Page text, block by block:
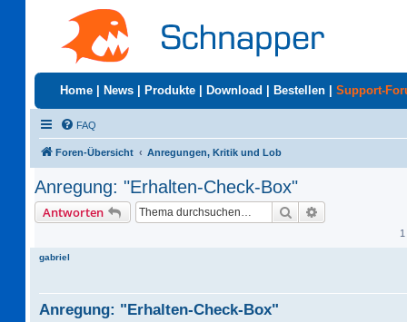
Home News Produkte Download Bestellen Support-
FAQ
Foren-Übersicht Anregungen, Kritik und Lob
Anregung: "Erhalten-Check-Box"
Antworten Suche
gabriel
Anregung: "Erhalten-Check-Box"